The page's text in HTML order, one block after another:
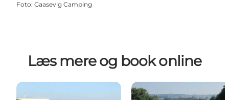
Foto: Gaasevig Camping
Læs mere og book online